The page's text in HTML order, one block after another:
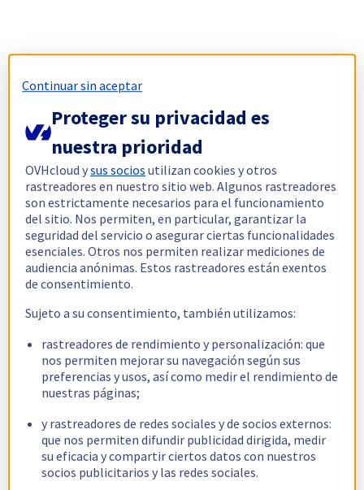
Continuar sin aceptar
Proteger su privacidad es
nuestra prioridad
OVHcloud ysus socios utilizan cookies y otros
rastreadores en nuestro sitio web. Algunos rastreadores
son estrictamente necesarios para el funcionamiento
del sitio. Nos permiten, en particular, garantizar la
seguridad del servicio o asegurar ciertas funcionalidades
esenciales. Otros nos permiten realizar mediciones de
audiencia anónimas. Estos rastreadores están exentos
de consentimiento.
Sujeto a su consentimiento, también utilizamos:
rastreadores de rendimiento y personalización: que
nos permiten mejorar su navegación según sus
preferencias y usos, así como medir el rendimiento de
nuestras páginas;
y rastreadores de redes sociales y de socios externos:
que nos permiten difundir publicidad dirigida, medir
su eficacia y compartir ciertos datos con nuestros
socios publicitarios y las redes sociales.